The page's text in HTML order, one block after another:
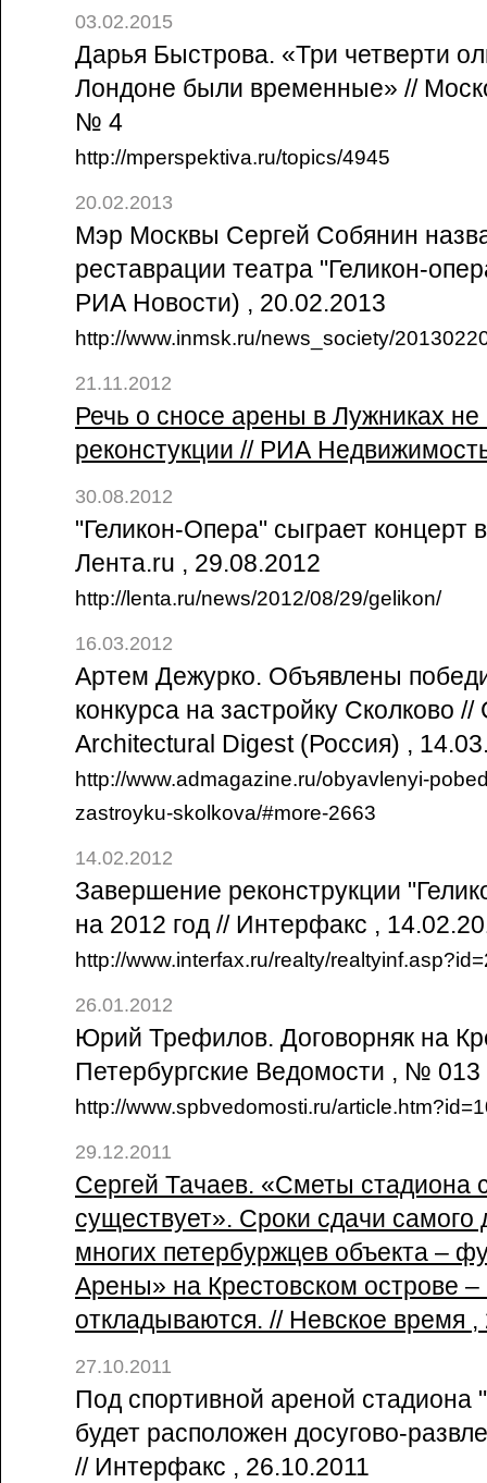
03.02.2015
Дарья Быстрова. «Три четверти
Лондоне были временные» //
№ 4
http://mperspektiva.ru/topics/4945
20.02.2013
Мэр Москвы Сергей Собянин
реставрации театра "Геликон-
РИА Новости) , 20.02.2013
http://www.inmsk.ru/news_society/
21.11.2012
Речь о сносе арены в Лужниках не
реконстукции // РИА
30.08.2012
"Геликон-Опера" сыграет концерт
Лента.ru , 29.08.2012
http://lenta.ru/news/2012/08/29/gelikon/
16.03.2012
Артем Дежурко. Объявлены
конкурса на застройку Сколково
Architectural Digest (Россия) ,
http://www.admagazine.ru/obyavlenyi-
zastroyku-skolkova/#more-2663
14.02.2012
Завершение реконструкции
на 2012 год // Интерфакс ,
http://www.interfax.ru/realty/
26.01.2012
Юрий Трефилов. Договорняк на
Петербургские Ведомости , № 013
http://www.spbvedomosti.ru/
29.12.2011
Сергей Тачаев. «Сметы стадиона
существует». Сроки сдачи самого
многих петербуржцев объекта –
Арены» на Крестовском острове –
откладываются. // Невское время
27.10.2011
Под спортивной ареной
будет расположен досугово-
// Интерфакс , 26.10.2011